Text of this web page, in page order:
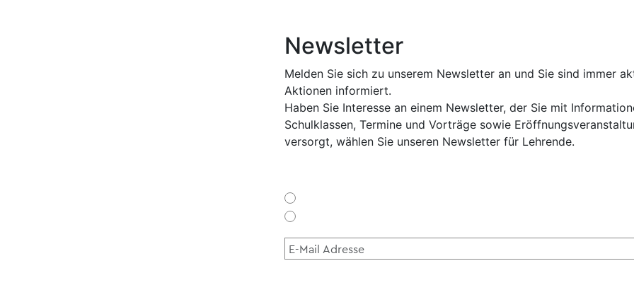
Newsletter
Melden Sie sich zu unserem Newsletter an und Sie sind immer
Aktionen informiert.
Haben Sie Interesse an einem Newsletter, der Sie mit
Schulklassen, Termine und Vorträge sowie
versorgt, wählen Sie unseren Newsletter für Lehrende.